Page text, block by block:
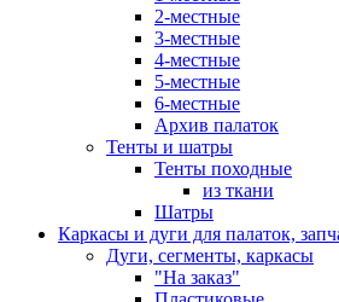
2-местные
3-местные
4-местные
5-местные
6-местные
Архив палаток
Тенты и шатры
Тенты походные
из ткани
Шатры
Каркасы и дуги для палаток,
Дуги, сегменты, каркасы
"На заказ"